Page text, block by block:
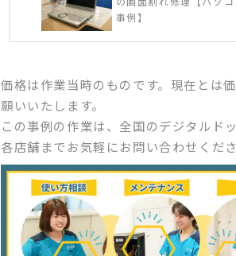
事例】
価格は作業当時のものです。現在とは
願いいたします。
この事例の作業は、全国のデジタルド
各店舗までお気軽にお問い合わせくだ